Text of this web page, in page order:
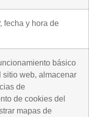
fecha y hora de
básico
sitio web, almacenar
de
de cookies del
mapas de